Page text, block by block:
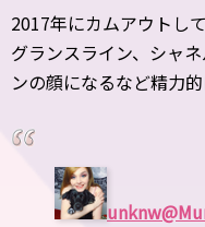
2017年にカムアウトし
グランスライン、シャ
ンの顔になるなど精力
unknw